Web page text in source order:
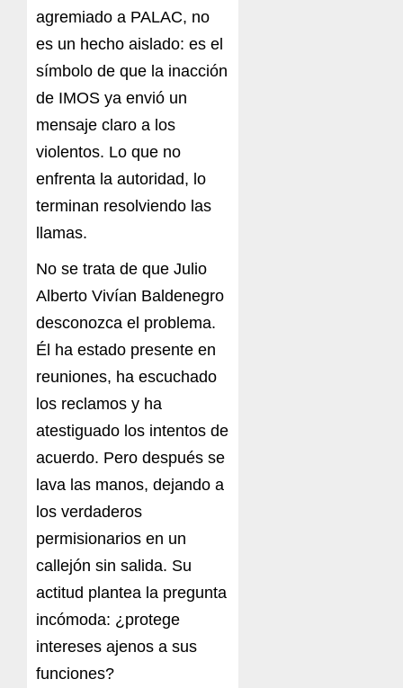
agremiado a PALAC, no
es un hecho aislado: es el
símbolo de que la inacción
de IMOS ya envió un
mensaje claro a los
violentos. Lo que no
enfrenta la autoridad, lo
terminan resolviendo las
llamas.
No se trata de que Julio
Alberto Vivían Baldenegro
desconozca el problema.
Él ha estado presente en
reuniones, ha escuchado
los reclamos y ha
atestiguado los intentos de
acuerdo. Pero después se
lava las manos, dejando a
los verdaderos
permisionarios en un
callejón sin salida. Su
actitud plantea la pregunta
incómoda: ¿protege
intereses ajenos a sus
funciones?